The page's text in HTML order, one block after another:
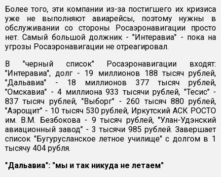
Более того, эти компании из-за постигшего их кризиса
уже не выполняют авиарейсы, поэтому нужны в
обслуживании со стороны Росаэронавигации просто
нет. Самый большой должник - "Интеравиа" - пока на
угрозы Росаэронавигации не отреагировал.
В "черный список" Росаэронавигации входят:
"Интеравиа", долг - 19 миллионов 188 тысяч рублей,
"Дальавиа" - 18 миллионов 377 тысяч рублей,
"Омскавиа" - 4 миллиона 933 тысячи рублей, "Тесис" -
837 тысяч рублей, "Выборг" - 260 тысяч 880 рублей,
"Аэрощит" - 10 тысяч 530 рублей, Иркутский АСК РОСТО
им. В.М. Безбокова - 9 тысяч рублей, "Улан-Удэнский
авиационный завод" - 3 тысячи 985 рублей. Завершает
список "Бугурусланское летное училище" с долгом в 1
тысячу 404 рубля.
"Дальавиа": "мы и так никуда не летаем"